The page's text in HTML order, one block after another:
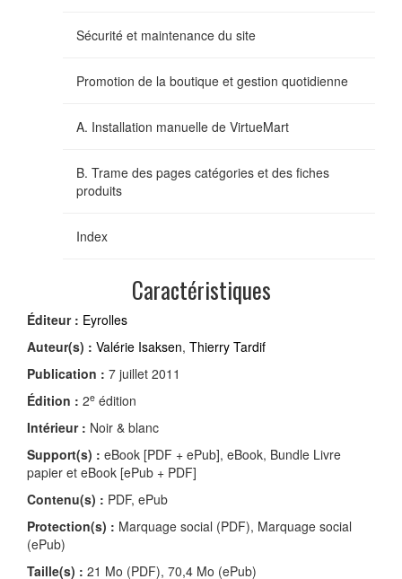
Sécurité et maintenance du site
Promotion de la boutique et gestion quotidienne
A. Installation manuelle de VirtueMart
B. Trame des pages catégories et des fiches
produits
Index
Caractéristiques
Éditeur : Eyrolles
Auteur(s) : Valérie Isaksen, Thierry Tardif
Publication : 7 juillet 2011
Édition : 2e édition
Intérieur : Noir & blanc
Support(s) : eBook [PDF + ePub], eBook, Bundle Livre
papier et eBook [ePub + PDF]
Contenu(s) : PDF, ePub
Protection(s) : Marquage social (PDF), Marquage social
(ePub)
Taille(s) : 21 Mo (PDF), 70,4 Mo (ePub)